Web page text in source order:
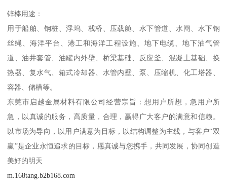
锌棒用途：
用于船舶、钢桩、浮坞、栈桥、压载舱、水下管道、水闸、水下钢
丝绳、海洋平台、港工和海洋工程设施、地下电缆、地下油气管
道、油井套管、油罐内外壁、桥梁基础、反应釜、混凝土基础、换
热器、复水气、箱式冷却器、水管内壁、泵、压缩机、化工塔器、
容器、储槽等。
东莞市启越金属材料有限公司经营宗旨：想用户所想，急用户所
急，以真诚的服务，高质量，合理，赢得广大客户的满意和信赖。
以市场为导向，以用户满意为目标，以结构调整为主线，与客户“双
赢”是企业永恒追求的目标，愿真诚与您携手，共同发展，协同创造
美好的明天
m.168tang.b2b168.com